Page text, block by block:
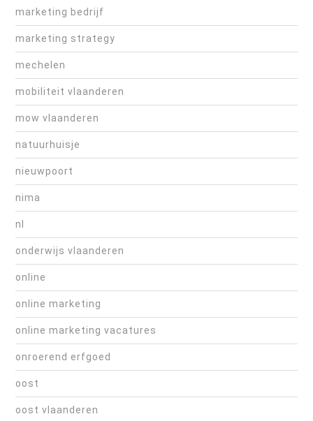
marketing bedrijf
marketing strategy
mechelen
mobiliteit vlaanderen
mow vlaanderen
natuurhuisje
nieuwpoort
nima
nl
onderwijs vlaanderen
online
online marketing
online marketing vacatures
onroerend erfgoed
oost
oost vlaanderen